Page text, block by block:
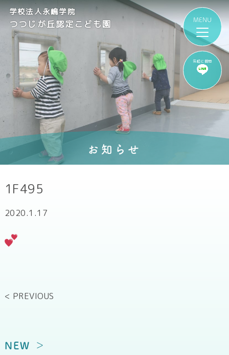
気軽に質問
学校法人永嶋学院
つつじが丘認定こども園
お知らせ
1F495
2020.1.17
< PREVIOUS
NEW